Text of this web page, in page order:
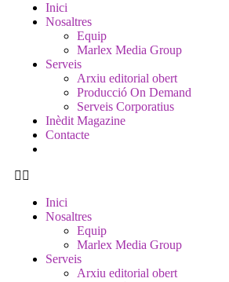
Inici
Nosaltres
Equip
Marlex Media Group
Serveis
Arxiu editorial obert
Producció On Demand
Serveis Corporatius
Inèdit Magazine
Contacte
Inici
Nosaltres
Equip
Marlex Media Group
Serveis
Arxiu editorial obert